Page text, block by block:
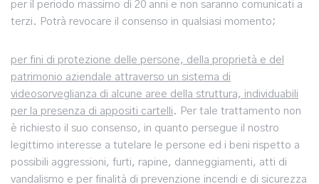
per il periodo massimo di 20 anni e non saranno comunicati a
terzi. Potrà revocare il consenso in qualsiasi momento;
per fini di protezione delle persone, della proprietà e del
patrimonio aziendale attraverso un sistema di
videosorveglianza di alcune aree della struttura, individuabili
per la presenza di appositi cartelli . Per tale trattamento non
è richiesto il suo consenso, in quanto persegue il nostro
legittimo interesse a tutelare le persone ed i beni rispetto a
possibili aggressioni, furti, rapine, danneggiamenti, atti di
vandalismo e per finalità di prevenzione incendi e di sicurezza